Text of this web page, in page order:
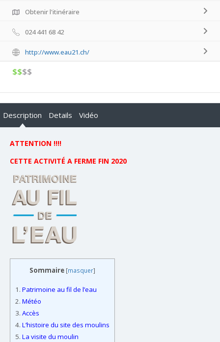
Obtenir l'itinéraire
024 441 68 42
http://www.eau21.ch/
$$$$
Description Details Vidéo
ATTENTION !!!!
CETTE ACTIVITÉ A FERME FIN 2020
Sommaire [masquer]
1. Patrimoine au fil de l’eau
2. Météo
3. Accès
4. L’histoire du site des moulins
5. La visite du moulin